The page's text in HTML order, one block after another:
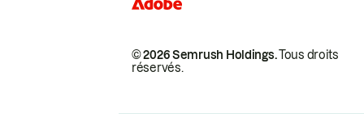
© 2026 Semrush Holdings.Tous droits
réservés.